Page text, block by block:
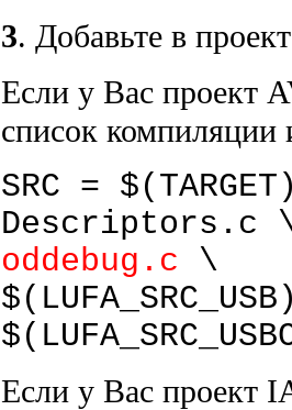
3. Добавьте в
Если у Вас проект
список компиляции
SRC =
Descriptors.c
oddebug.c \
Если у Вас проект